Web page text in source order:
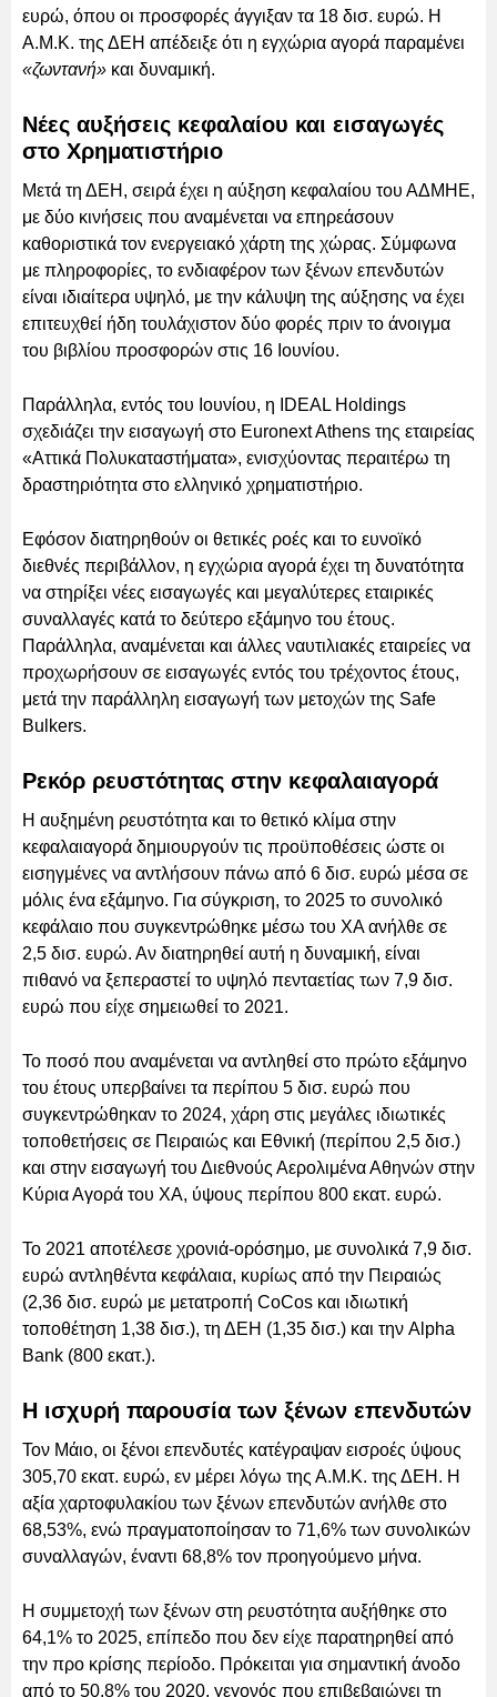
ευρώ, όπου οι προσφορές άγγιξαν τα 18 δισ. ευρώ. Η
Α.Μ.Κ. της ΔΕΗ απέδειξε ότι η εγχώρια αγορά παραμένει
«ζωντανή» και δυναμική.
Νέες αυξήσεις κεφαλαίου και εισαγωγές
στο Χρηματιστήριο
Μετά τη ΔΕΗ, σειρά έχει η αύξηση κεφαλαίου του ΑΔΜΗΕ,
με δύο κινήσεις που αναμένεται να επηρεάσουν
καθοριστικά τον ενεργειακό χάρτη της χώρας. Σύμφωνα
με πληροφορίες, το ενδιαφέρον των ξένων επενδυτών
είναι ιδιαίτερα υψηλό, με την κάλυψη της αύξησης να έχει
επιτευχθεί ήδη τουλάχιστον δύο φορές πριν το άνοιγμα
του βιβλίου προσφορών στις 16 Ιουνίου.
Παράλληλα, εντός του Ιουνίου, η IDEAL Holdings
σχεδιάζει την εισαγωγή στο Euronext Athens της εταιρείας
«Αττικά Πολυκαταστήματα», ενισχύοντας περαιτέρω τη
δραστηριότητα στο ελληνικό χρηματιστήριο.
Εφόσον διατηρηθούν οι θετικές ροές και το ευνοϊκό
διεθνές περιβάλλον, η εγχώρια αγορά έχει τη δυνατότητα
να στηρίξει νέες εισαγωγές και μεγαλύτερες εταιρικές
συναλλαγές κατά το δεύτερο εξάμηνο του έτους.
Παράλληλα, αναμένεται και άλλες ναυτιλιακές εταιρείες να
προχωρήσουν σε εισαγωγές εντός του τρέχοντος έτους,
μετά την παράλληλη εισαγωγή των μετοχών της Safe
Bulkers.
Ρεκόρ ρευστότητας στην κεφαλαιαγορά
Η αυξημένη ρευστότητα και το θετικό κλίμα στην
κεφαλαιαγορά δημιουργούν τις προϋποθέσεις ώστε οι
εισηγμένες να αντλήσουν πάνω από 6 δισ. ευρώ μέσα σε
μόλις ένα εξάμηνο. Για σύγκριση, το 2025 το συνολικό
κεφάλαιο που συγκεντρώθηκε μέσω του ΧΑ ανήλθε σε
2,5 δισ. ευρώ. Αν διατηρηθεί αυτή η δυναμική, είναι
πιθανό να ξεπεραστεί το υψηλό πενταετίας των 7,9 δισ.
ευρώ που είχε σημειωθεί το 2021.
Το ποσό που αναμένεται να αντληθεί στο πρώτο εξάμηνο
του έτους υπερβαίνει τα περίπου 5 δισ. ευρώ που
συγκεντρώθηκαν το 2024, χάρη στις μεγάλες ιδιωτικές
τοποθετήσεις σε Πειραιώς και Εθνική (περίπου 2,5 δισ.)
και στην εισαγωγή του Διεθνούς Αερολιμένα Αθηνών στην
Κύρια Αγορά του ΧΑ, ύψους περίπου 800 εκατ. ευρώ.
Το 2021 αποτέλεσε χρονιά-ορόσημο, με συνολικά 7,9 δισ.
ευρώ αντληθέντα κεφάλαια, κυρίως από την Πειραιώς
(2,36 δισ. ευρώ με μετατροπή CoCos και ιδιωτική
τοποθέτηση 1,38 δισ.), τη ΔΕΗ (1,35 δισ.) και την Alpha
Bank (800 εκατ.).
Η ισχυρή παρουσία των ξένων επενδυτών
Τον Μάιο, οι ξένοι επενδυτές κατέγραψαν εισροές ύψους
305,70 εκατ. ευρώ, εν μέρει λόγω της Α.Μ.Κ. της ΔΕΗ. Η
αξία χαρτοφυλακίου των ξένων επενδυτών ανήλθε στο
68,53%, ενώ πραγματοποίησαν το 71,6% των συνολικών
συναλλαγών, έναντι 68,8% τον προηγούμενο μήνα.
Η συμμετοχή των ξένων στη ρευστότητα αυξήθηκε στο
64,1% το 2025, επίπεδο που δεν είχε παρατηρηθεί από
την προ κρίσης περίοδο. Πρόκειται για σημαντική άνοδο
από το 50,8% του 2020, γεγονός που επιβεβαιώνει τη